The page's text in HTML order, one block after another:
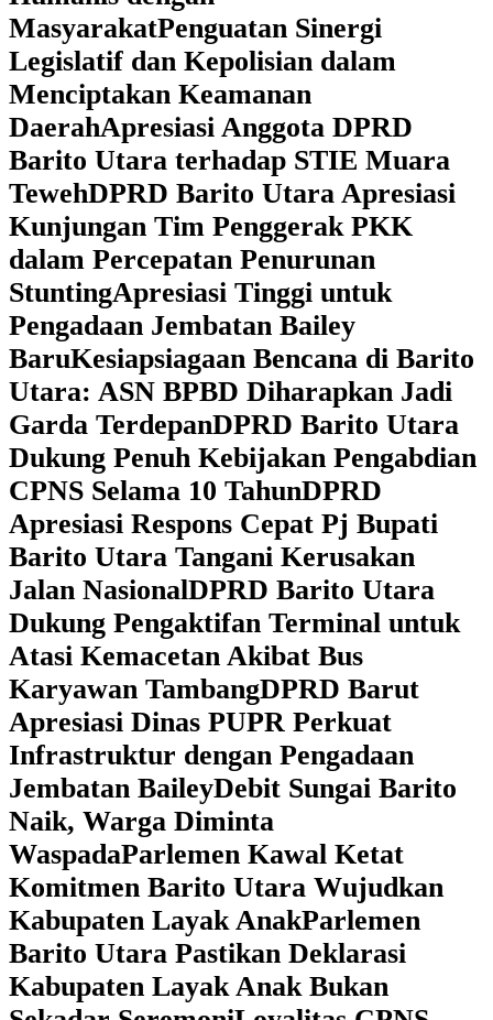
MasyarakatPenguatan Sinergi
Legislatif dan Kepolisian dalam
Menciptakan Keamanan
DaerahApresiasi Anggota DPRD
Barito Utara terhadap STIE Muara
TewehDPRD Barito Utara Apresiasi
Kunjungan Tim Penggerak PKK
dalam Percepatan Penurunan
StuntingApresiasi Tinggi untuk
Pengadaan Jembatan Bailey
BaruKesiapsiagaan Bencana di Barito
Utara: ASN BPBD Diharapkan Jadi
Garda TerdepanDPRD Barito Utara
Dukung Penuh Kebijakan Pengabdian
CPNS Selama 10 TahunDPRD
Apresiasi Respons Cepat Pj Bupati
Barito Utara Tangani Kerusakan
Jalan NasionalDPRD Barito Utara
Dukung Pengaktifan Terminal untuk
Atasi Kemacetan Akibat Bus
Karyawan TambangDPRD Barut
Apresiasi Dinas PUPR Perkuat
Infrastruktur dengan Pengadaan
Jembatan BaileyDebit Sungai Barito
Naik, Warga Diminta
WaspadaParlemen Kawal Ketat
Komitmen Barito Utara Wujudkan
Kabupaten Layak AnakParlemen
Barito Utara Pastikan Deklarasi
Kabupaten Layak Anak Bukan